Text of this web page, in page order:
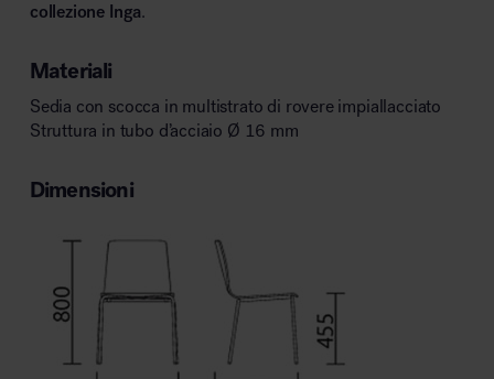
collezione Inga.
Materiali
Sedia con scocca in multistrato di rovere impiallacciato
Struttura in tubo d’acciaio Ø 16 mm
Dimensioni